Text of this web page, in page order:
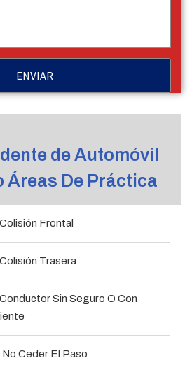
de Automóvil
Áreas De Práctica
Frontal
Trasera
Sin Seguro O Con
Ceder El Paso